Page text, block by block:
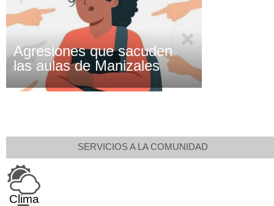
Agresiones que sacuden
las aulas de Manizales
SERVICIOS A LA COMUNIDAD
Clima